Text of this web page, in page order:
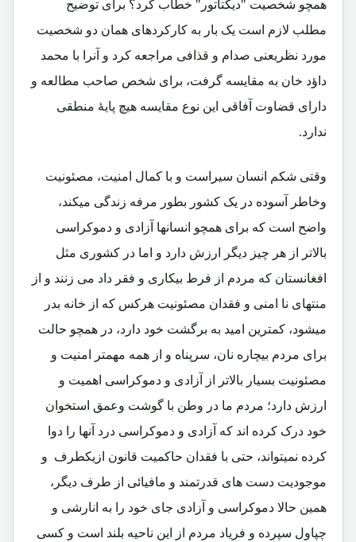
همچو شخصیت "دیکتاتور" خطاب کرد؟ برای توضیح
مطلب لازم است یک بار به کارکردهای همان دو شخصیت
مورد نظریعنی صدام و قذافی مراجعه کرد و آنرا با محمد
داؤد خان به مقایسه گرفت، برای شخص صاحب مطالعه و
دارای قضاوت آفاقی این نوع مقایسه هیچ پایۀ منطقی
ندارد.
وقتی شکم انسان سیراست و با کمال امنیت، مصئونیت
وخاطر آسوده در یک کشور بطور مرفه زندگی میکند،
واضح است که برای همچو انسانها آزادی و دموکراسی
بالاتر از هر چیز دیگر ارزش دارد و اما در کشوری مثل
افغانستان که مردم از فرط بیکاری و فقر داد می زنند و از
منتهای نا امنی و فقدان مصئونیت هرکس که از خانه بدر
میشود، کمترین امید به برگشت خود دارد، در همچو حالت
برای مردم بیچاره نان، سرپناه و از همه مهمتر امنیت و
مصئونیت بسیار بالاتر از آزادی و دموکراسی اهمیت و
ارزش دارد؛ مردم ما در وطن با گوشت وعمق استخوان
خود درک کرده اند که آزادی و دموکراسی درد آنها را دوا
کرده نمیتواند، حتی با فقدان حاکمیت قانون ازیکطرف و
موجودیت دست های قدرتمند و مافیائی از طرف دیگر،
همین حالا دموکراسی و آزادی جای خود را به انارشی و
چپاول سپرده و فریاد مردم از این ناحیه بلند است و کسی